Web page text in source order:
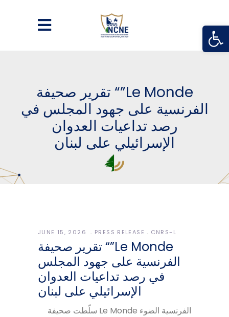
تقرير صحيفة “”Le Monde
الفرنسية على جهود المجلس في
رصد تداعيات العدوان
الإسرائيلي على لبنان
JUNE 15, 2026 PRESS RELEASE CNRS-L
تقرير صحيفة “”Le Monde
الفرنسية على جهود المجلس
في رصد تداعيات العدوان
الإسرائيلي على لبنان
سلّطت صحيفة Le Monde الفرنسية الضوء